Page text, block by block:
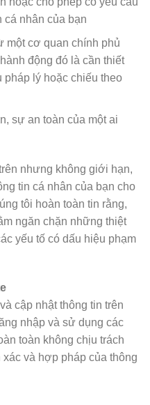
cá nhân của bạn
một cơ quan chính phủ
động đó là cần thiết
pháp lý hoặc chiếu theo
sự an toàn của một ai
nhưng không giới hạn,
tin cá nhân của bạn cho
tôi hoàn toàn tin rằng,
ngăn chặn những thiệt
yếu tố có dấu hiệu phạm
cập nhật thông tin trên
nhập và sử dụng các
toàn không chịu trách
và hợp pháp của thông